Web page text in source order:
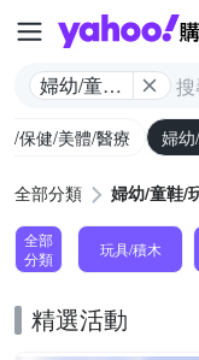
婦幼/童鞋/
/保健/美體/醫療 婦
全部分類 婦幼/童鞋/
全部
分類
玩具/積木
精選活動